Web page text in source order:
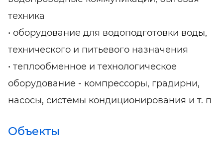
техника
• оборудование для водоподготовки воды,
технического и питьевого назначения
• теплообменное и технологическое
оборудование - компрессоры, градирни,
насосы, системы кондиционирования и т. п
Объекты